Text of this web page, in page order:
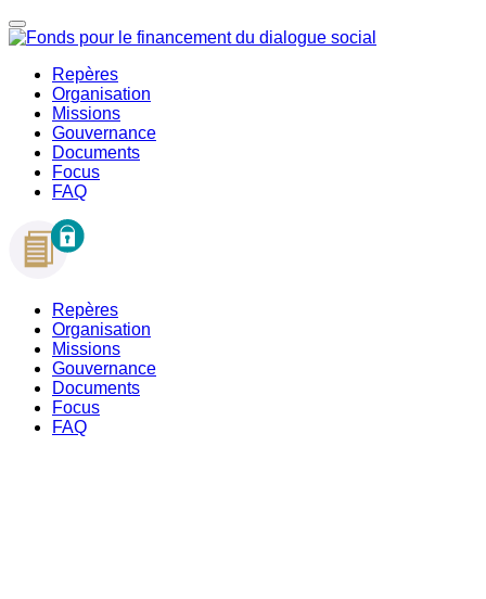
Repères
Organisation
Missions
Gouvernance
Documents
Focus
FAQ
Repères
Organisation
Missions
Gouvernance
Documents
Focus
FAQ